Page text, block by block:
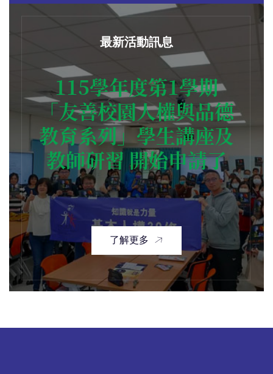
最新活動訊息
115學年度第1學期
「友善校園人權與品德
教育系列」學生講座及
教師研習 開始申請了
了解更多